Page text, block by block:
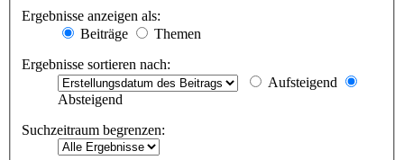
Ergebnisse anzeigen als:
Beiträge
Themen
Ergebnisse sortieren nach:
Aufsteigend
Absteigend
Suchzeitraum begrenzen: